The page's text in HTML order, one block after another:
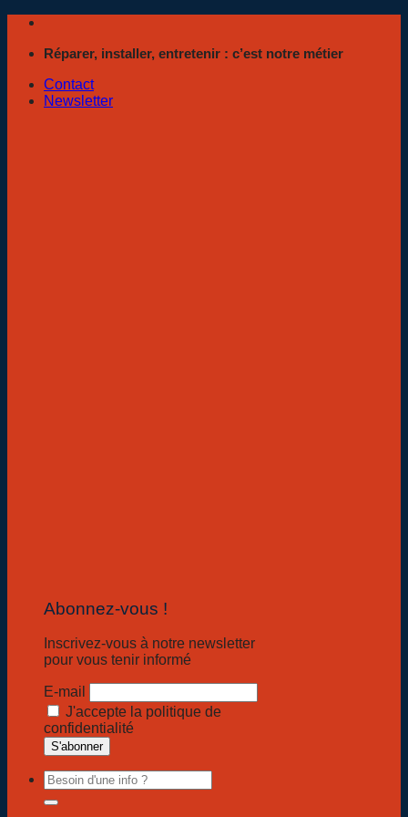
Passer
contenuRéparer, installer, entretenir : c’est notre métier
Contact
Newsletter
Abonnez-vous !
Inscrivez-vous à notre newsletter
pour vous tenir informé
E-mail
J'accepte la politique de
confidentialité